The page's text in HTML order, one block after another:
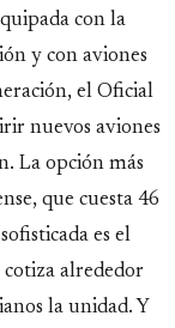
con la
y con aviones
el Oficial
nuevos aviones
La opción más
que cuesta 46
es el
cotiza alrededor
la unidad. Y